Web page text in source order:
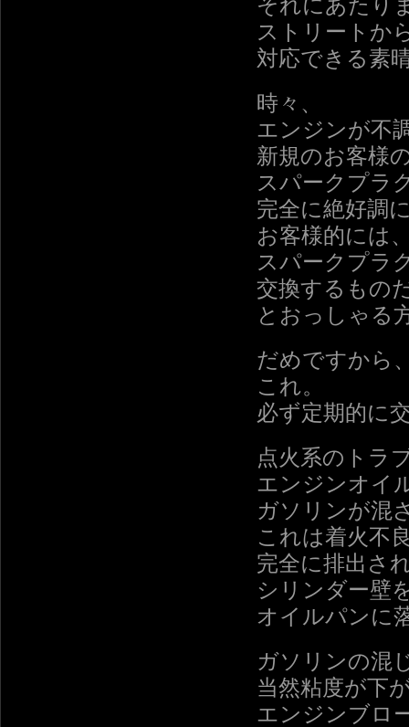
それにあたり
ストリートか
対応できる素
時々、
エンジンが不
新規のお客様
スパークプラ
完全に絶好調
お客様的には
スパークプラ
交換するもの
とおっしゃる
だめですから
これ。
必ず定期的に
点火系のトラ
エンジンオイ
ガソリンが混
これは着火不
完全に排出さ
シリンダー壁
オイルパンに
ガソリンの混
当然粘度が下
エンジンブロ